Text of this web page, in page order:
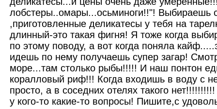
лобстеры..омары...осьминоги!!"! Выбираешь
,приготовленные деликатесы у тебя на
длинный-это такая фигня! Я тоже когда
по этому поводу, а вот когда поняла
идешь по нему получаешь супер загар!
море...там столько рыбы!!!!! И наш понтон
коралловый риф!!! Когда входишь в воду с
просто, а в соседних отелях такого
у кого-то какие-то вопросы! Пишите,с